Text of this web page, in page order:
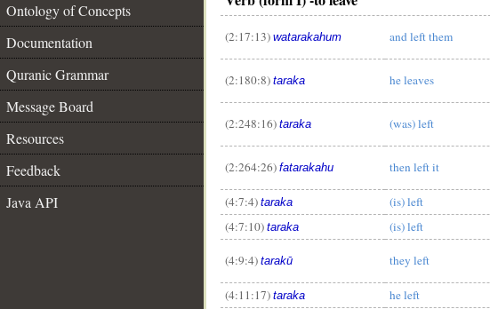
Ontology of Concepts
Documentation
Quranic Grammar
Message Board
Resources
Feedback
Java API
(2:17:13) watarakahum and left them
(2:180:8) taraka he leaves
(2:248:16) taraka (was) left
(2:264:26) fatarakahu then left it
(4:7:4) taraka (is) left
(4:7:10) taraka (is) left
(4:9:4) tarakū they left
(4:11:17) taraka he left